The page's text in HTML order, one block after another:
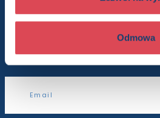
Odmowa
Będziesz otrzymywać
prosto do Twojej